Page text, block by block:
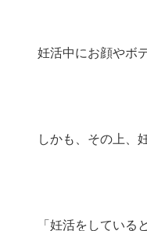
妊活中にお顔やボ
しかも、その上、
「妊活をしている